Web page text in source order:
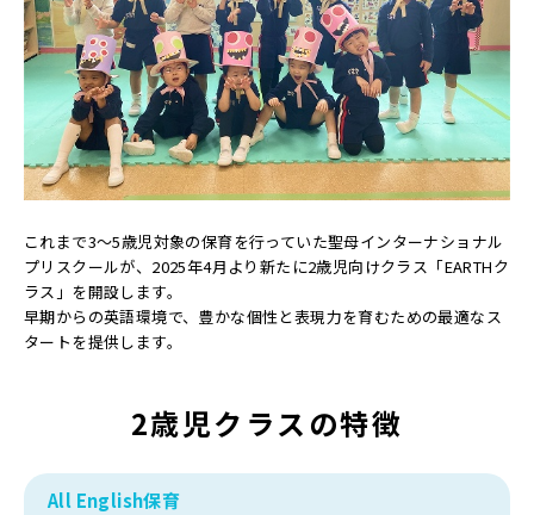
これまで3〜5歳児対象の保育を行っていた聖母インターナショナル
プリスクールが、 2025年4月より新たに2歳児向けクラス「EARTHク
ラス」を開設します。
早期からの英語環境で、豊かな個性と表現力を育むための最適なス
タートを提供します。
2歳児クラスの特徴
All English保育